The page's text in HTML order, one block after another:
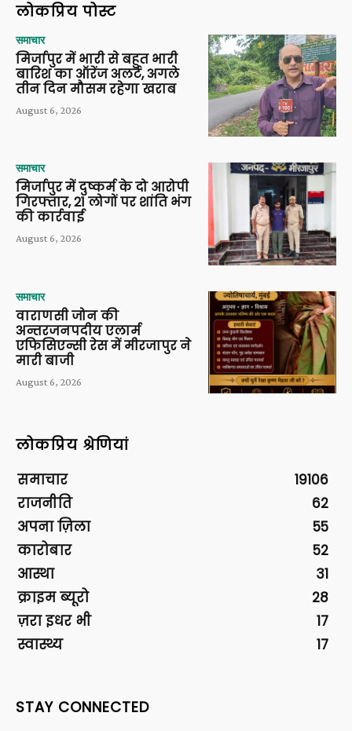
लोकप्रिय पोस्ट
समाचार
मिर्जापुर में भारी से बहुत भारी
बारिश का ऑरेंज अलर्ट, अगले
तीन दिन मौसम रहेगा खराब
August 6, 2026
समाचार
मिर्जापुर में दुष्कर्म के दो आरोपी
गिरफ्तार, 21 लोगों पर शांति भंग
की कार्रवाई
August 6, 2026
समाचार
वाराणसी जोन की
अन्तरजनपदीय एलार्म
एफिसिएन्सी रेस में मीरजापुर ने
मारी बाजी
August 6, 2026
लोकप्रिय श्रेणियां
समाचार
19106
राजनीति
62
अपना ज़िला
55
कारोबार
52
आस्था
31
क्राइम ब्यूरो
28
ज़रा इधर भी
17
स्वास्थ्य
17
STAY CONNECTED